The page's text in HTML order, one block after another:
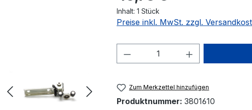
Inhalt: 1 Stück
Preise inkl. MwSt. zzgl.
Produkt Anzahl: Gib
Zum Merkzettel hinzufügen
Produktnummer: 3801610